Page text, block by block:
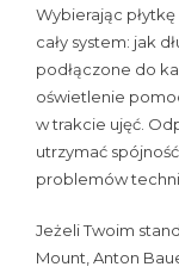
Wybierając
cały system: jak
podłączone do
oświetlenie
w trakcie ujęć.
utrzymać
problemów
Jeżeli Twoim
Mount, Anton